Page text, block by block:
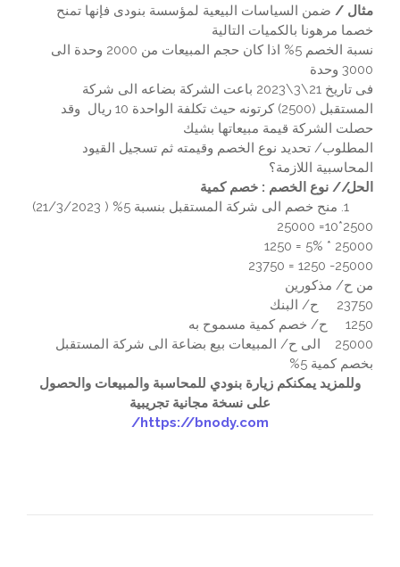
مثال / ضمن السياسات البيعية لمؤسسة بنودى فإنها تمنح
خصما مرهونا بالكميات التالية
نسبة الخصم 5% اذا كان حجم المبيعات من 2000 وحدة الى
3000 وحدة
فى تاريخ 21\3\2023 باعت الشركة بضاعه الى شركة
المستقبل (2500) كرتونه حيث تكلفة الواحدة 10 ريال وقد
حصلت الشركة قيمة مبيعاتها بشيك
المطلوب/ تحديد نوع الخصم وقيمته ثم تسجيل القيود
المحاسبية اللازمة؟
الحل// نوع الخصم : خصم كمية
منح خصم الى شركة المستقبل بنسبة 5% ( 21/3/2023)
2500*10= 25000
25000 * 5% = 1250
25000- 1250 = 23750
من ح/ مذكورين
23750 ح/ البنك
1250 ح/ خصم كمية مسموح به
25000 الى ح/ المبيعات بيع بضاعة الى شركة المستقبل
بخصم كمية 5%
وللمزيد يمكنكم زيارة بنودي للمحاسبة والمبيعات والحصول
على نسخة مجانية تجريبية
https://bnody.com/